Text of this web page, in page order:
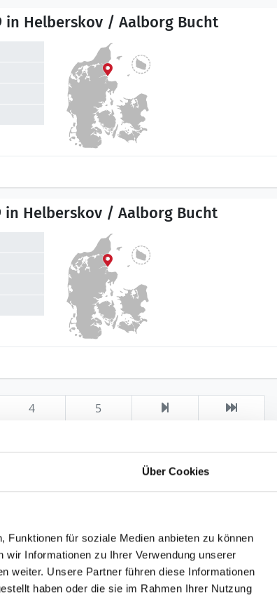
Über Cookies
Funktionen für soziale Medien anbieten zu können
Informationen zu Ihrer Verwendung unserer
weiter. Unsere Partner führen diese Informationen
haben oder die sie im Rahmen Ihrer Nutzung
in Helberskov / Aalborg Bucht
in Helberskov / Aalborg Bucht
4 5
vor rund 200 Jahren. Helberskov
alten Dorfteich und den
Hügel Bjerget hat man eine
Helberskov Strand liegt